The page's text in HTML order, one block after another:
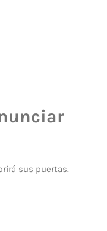
sus puertas.